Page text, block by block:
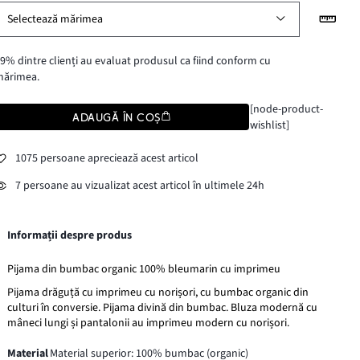
Selectează mărimea
dintre clienți au evaluat produsul ca fiind conform cu
ADAUGĂ ÎN COȘ
[node-product-
wishlist]
1075 persoane apreciează acest articol
7 persoane au vizualizat acest articol în ultimele 24h
Informații despre produs
Pijama din bumbac organic 100% bleumarin cu imprimeu
Pijama drăguță cu imprimeu cu norișori, cu bumbac organic din
culturi în conversie. Pijama divină din bumbac. Bluza modernă cu
mâneci lungi și pantalonii au imprimeu modern cu norișori.
MaterialMaterial superior: 100% bumbac (organic)